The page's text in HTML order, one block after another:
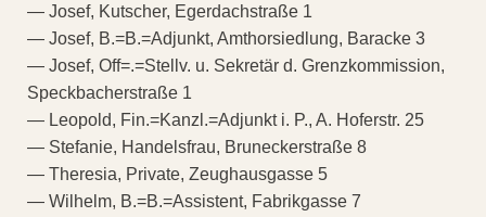
— Josef, Kutscher, Egerdachstraße 1
— Josef, B.=B.=Adjunkt, Amthorsiedlung, Baracke 3
— Josef, Off=.=Stellv. u. Sekretär d. Grenzkommission,
Speckbacherstraße 1
— Leopold, Fin.=Kanzl.=Adjunkt i. P., A. Hoferstr. 25
— Stefanie, Handelsfrau, Bruneckerstraße 8
— Theresia, Private, Zeughausgasse 5
— Wilhelm, B.=B.=Assistent, Fabrikgasse 7